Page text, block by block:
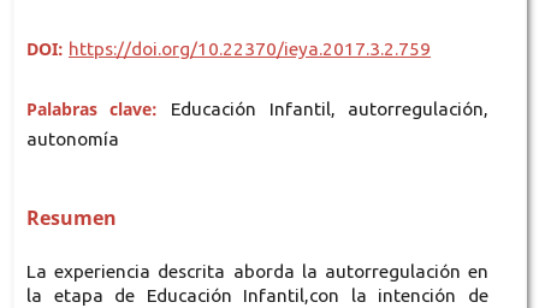
DOI: https://doi.org/10.22370/ieya.2017.3.2.759
Palabras clave:
Educación Infantil, autorregulación,
autonomía
Resumen
La experiencia descrita aborda la autorregulación en
la etapa de Educación Infantil,con la intención de